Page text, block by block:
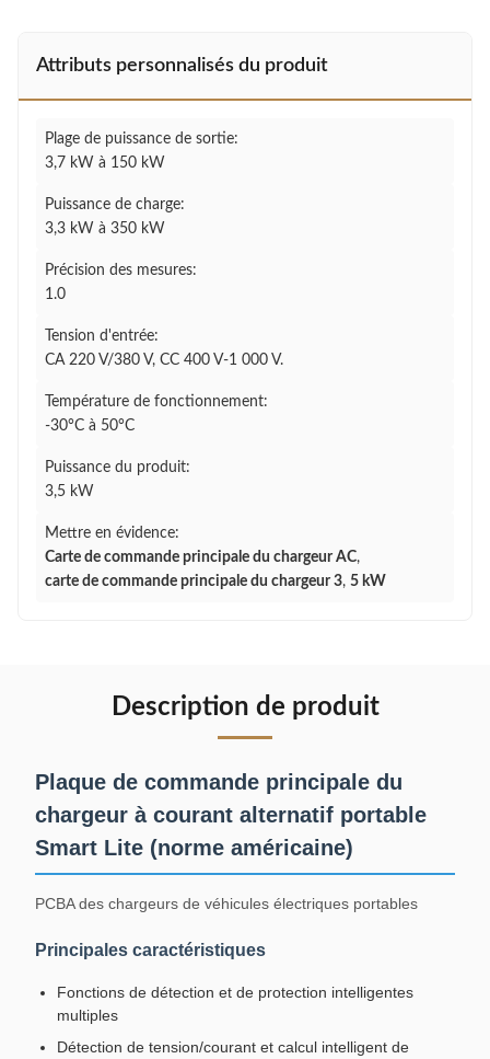
Attributs personnalisés du produit
Plage de puissance de sortie:
3,7 kW à 150 kW
Puissance de charge:
3,3 kW à 350 kW
Précision des mesures:
1.0
Tension d'entrée:
CA 220 V/380 V, CC 400 V-1 000 V.
Température de fonctionnement:
-30°C à 50°C
Puissance du produit:
3,5 kW
Mettre en évidence:
Carte de commande principale du chargeur AC,
carte de commande principale du chargeur 3, 5 kW
Description de produit
Plaque de commande principale du
chargeur à courant alternatif portable
Smart Lite (norme américaine)
PCBA des chargeurs de véhicules électriques portables
Principales caractéristiques
Fonctions de détection et de protection intelligentes
multiples
Détection de tension/courant et calcul intelligent de